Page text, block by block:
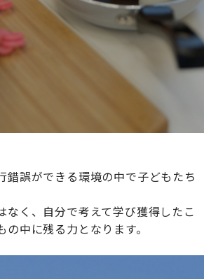
錯誤ができる環境の中で子どもたち
なく、自分で考えて学び獲得したこ
中に残る力となります。